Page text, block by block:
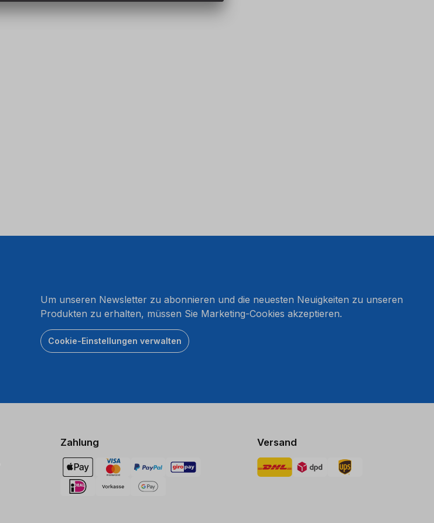
Um unseren Newsletter zu abonnieren und die neuesten Neuigkeiten zu unseren
Produkten zu erhalten, müssen Sie Marketing-Cookies akzeptieren.
Cookie-Einstellungen verwalten
Zahlung Versand